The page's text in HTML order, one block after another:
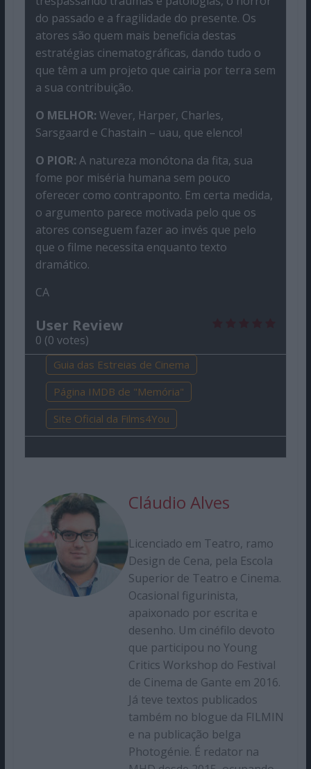
do passado e a fragilidade do presente. Os
atores são quem mais beneficia destas
estratégias cinematográficas, dando tudo o
que têm a um projeto que cairia por terra sem
a sua contribuição.
O MELHOR: Wever, Harper, Charles,
Sarsgaard e Chastain – uau, que elenco!
O PIOR: A natureza monótona da fita, sua
fome por miséria humana sem pouco
oferecer como contraponto. Em certa medida,
o argumento parece motivada pelo que os
atores conseguem fazer ao invés que pelo
que o filme necessita enquanto texto
dramático.
CA
User Review
0 (0 votes)
Guia das Estreias de Cinema
Página IMDB de "Memória"
Site Oficial da Films4You
Cláudio Alves
Licenciado em Teatro, ramo
Design de Cena, pela Escola
Superior de Teatro e Cinema.
Ocasional figurinista,
apaixonado por escrita e
desenho. Um cinéfilo devoto
que participou no Young
Critics Workshop do Festival
de Cinema de Gante em 2016.
Já teve textos publicados
também no blogue da FILMIN
e na publicação belga
Photogénie. É redator na